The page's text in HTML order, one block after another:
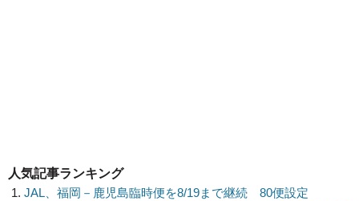
人気記事ランキング
JAL、福岡－鹿児島臨時便を8/19まで継続 80便設定